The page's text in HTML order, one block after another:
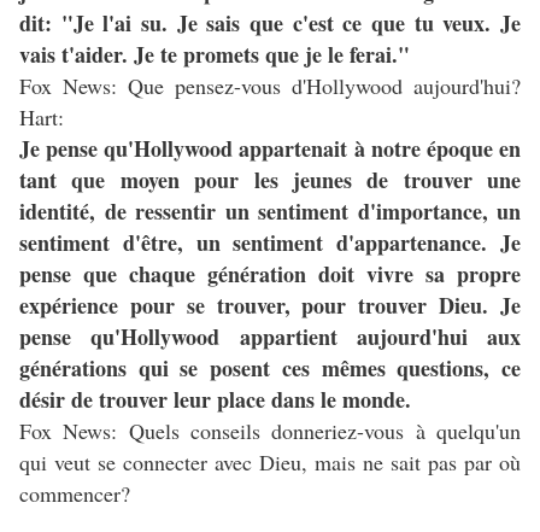
dit: "Je l'ai su. Je sais que c'est ce que tu veux. Je
vais t'aider. Je te promets que je le ferai."
Fox News: Que pensez-vous d'Hollywood aujourd'hui?
Hart:
Je pense qu'Hollywood appartenait à notre époque en
tant que moyen pour les jeunes de trouver une
identité, de ressentir un sentiment d'importance, un
sentiment d'être, un sentiment d'appartenance. Je
pense que chaque génération doit vivre sa propre
expérience pour se trouver, pour trouver Dieu. Je
pense qu'Hollywood appartient aujourd'hui aux
générations qui se posent ces mêmes questions, ce
désir de trouver leur place dans le monde.
Fox News: Quels conseils donneriez-vous à quelqu'un
qui veut se connecter avec Dieu, mais ne sait pas par où
commencer?